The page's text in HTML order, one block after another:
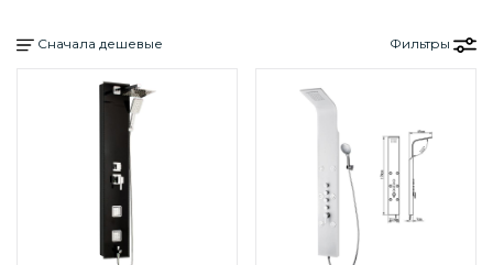
Сначала дешевые Фильтры